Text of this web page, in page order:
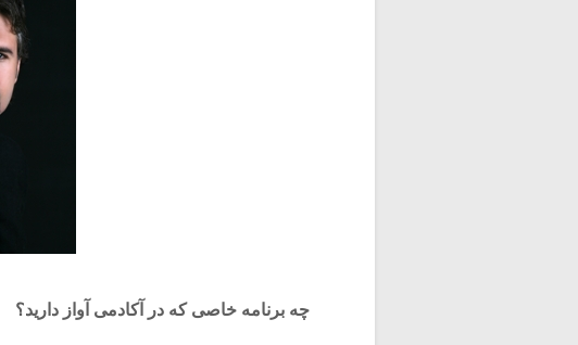
چه برنامه خاصی که در آکادمی آواز دارید؟